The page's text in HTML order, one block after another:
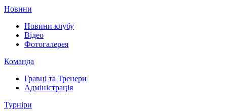
Новини
Новини клубу
Відео
Фотогалерея
Команда
Гравці та Тренери
Адміністрація
Турніри